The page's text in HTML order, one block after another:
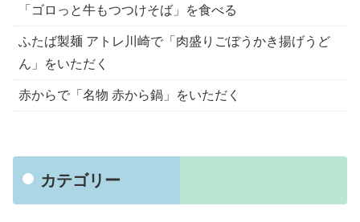
「ゴロっと牛もつつけそば」を食べる
ふたば製麺 アトレ川崎で「肉盛りごぼうかき揚げうど
ん」をいただく
赤からで「名物 赤から鍋」をいただく
カテゴリー